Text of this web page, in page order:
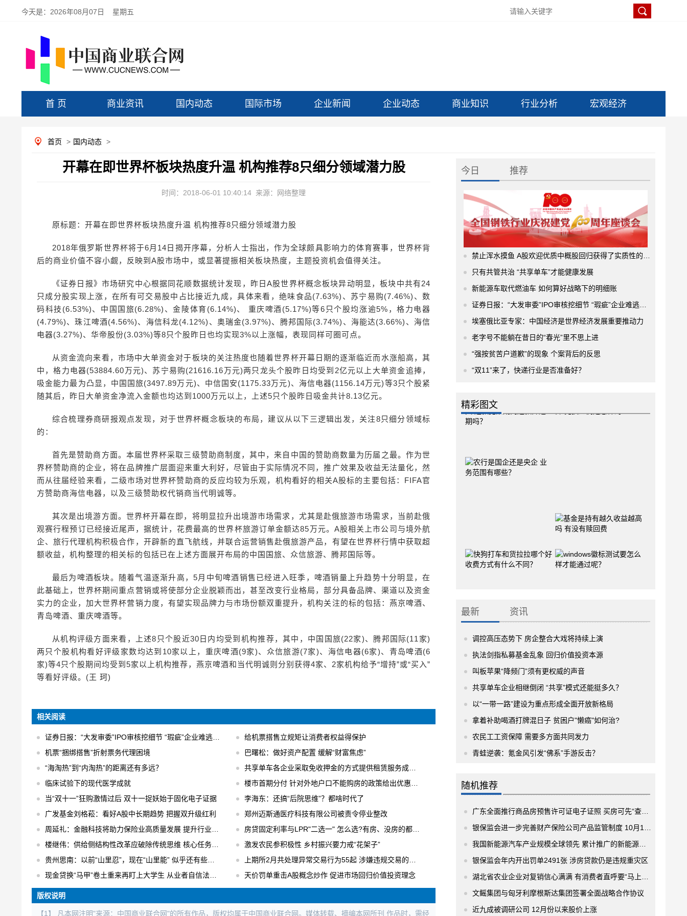
今天是： 2026年08月07日 星期五
首 页 商业资讯 国内动态 国际市场 企业新闻 企业动态 商业知识 行业分析 宏观经济
首页 > 国内动态 >
开幕在即世界杯板块热度升温 机构推荐8只细分领域潜力股
时间：2018-06-01 10:40:14 来源：网络整理
原标题：开幕在即世界杯板块热度升温 机构推荐8只细分领域潜力股
2018年俄罗斯世界杯将于6月14日揭开序幕，分析人士指出，作为全球颇具影响力的体育赛事，世界杯背
后的商业价值不容小觑，反映到A股市场中，或显著提振相关板块热度，主题投资机会值得关注。
《证券日报》市场研究中心根据同花顺数据统计发现，昨日A股世界杯概念板块异动明显，板块中共有24
只成分股实现上涨，在所有可交易股中占比接近九成，具体来看，绝味食品(7.63%)、苏宁易购(7.46%)、数
码科技(6.53%)、中国国旅(6.28%)、金陵体育(6.14%)、 重庆啤酒(5.17%)等6只个股均涨逾5%，格力电器
(4.79%)、珠江啤酒(4.56%)、海信科龙(4.12%)、奥瑞金(3.97%)、腾邦国际(3.74%)、海能达(3.66%)、海信
电器(3.27%)、华帝股份(3.03%)等8只个股昨日也均实现3%以上涨幅，表现同样可圈可点。
从资金流向来看，市场中大单资金对于板块的关注热度也随着世界杯开幕日期的逐渐临近而水涨船高，其
中，格力电器(53884.60万元)、苏宁易购(21616.16万元)两只龙头个股昨日均受到2亿元以上大单资金追捧，
吸金能力最为凸显，中国国旅(3497.89万元)、中信国安(1175.33万元)、海信电器(1156.14万元)等3只个股紧
随其后，昨日大单资金净流入金额也均达到1000万元以上，上述5只个股昨日吸金共计8.13亿元。
综合梳理券商研报观点发现，对于世界杯概念板块的布局，建议从以下三逻辑出发，关注8只细分领域标
的：
首先是赞助商方面。本届世界杯采取三级赞助商制度，其中，来自中国的赞助商数量为历届之最。作为世
界杯赞助商的企业，将在品牌推广层面迎来重大利好，尽管由于实际情况不同，推广效果及收益无法量化，然
而从往届经验来看，二级市场对世界杯赞助商的反应均较为乐观，机构看好的相关A股标的主要包括：FIFA官
方赞助商海信电器，以及三级赞助权代销商当代明诚等。
其次是出境游方面。世界杯开幕在即，将明显拉升出境游市场需求，尤其是赴俄旅游市场需求，当前赴俄
观赛行程预订已经接近尾声，据统计，花费最高的世界杯旅游订单金额达85万元。A股相关上市公司与境外航
企、旅行代理机构积极合作，开辟新的直飞航线，并联合运营销售赴俄旅游产品，有望在世界杯行情中获取超
额收益，机构整理的相关标的包括已在上述方面展开布局的中国国旅、众信旅游、腾邦国际等。
最后为啤酒板块。随着气温逐渐升高，5月中旬啤酒销售已经进入旺季，啤酒销量上升趋势十分明显，在
此基础上，世界杯期间重点营销或将使部分企业脱颖而出，甚至改变行业格局，部分具备品牌、渠道以及资金
实力的企业，加大世界杯营销力度，有望实现品牌力与市场份额双重提升，机构关注的标的包括：燕京啤酒、
青岛啤酒、重庆啤酒等。
从机构评级方面来看，上述8只个股近30日内均受到机构推荐，其中，中国国旅(22家)、腾邦国际(11家)
两只个股机构看好评级家数均达到10家以上，重庆啤酒(9家)、众信旅游(7家)、海信电器(6家)、青岛啤酒(6
家)等4只个股期间均受到5家以上机构推荐，燕京啤酒和当代明诚则分别获得4家、2家机构给予“增持”或“买入”
等看好评级。(王 珂)
相关阅读
证券日报：“大发审委”IPO审核挖细节 “瑕疵”企业难逃法眼
给机票搭售立规矩让消费者权益得保护
机票“捆绑搭售”折射票务代理困境
巴曙松：做好资产配置 缓解“财富焦虑”
“海淘热”到“内淘热”的距离还有多远？
共享单车各企业采取免收押金的方式提供租赁服务成主流
临床试验下的现代医学成就
楼市首期分付 针对外地户口不能购房的政策给出优惠办法
当“双十一”狂购激情过后 双十一捉妖始于固化电子证据
李海东：还搞“后院思维”？都啥时代了
广发基金刘格菘：看好A股中长期趋势 把握双升级红利
郑州迈斯通医疗科技有限公司被责令停业整改
周延礼：金融科技将助力保险业高质量发展 提升行业业务效率
房贷固定利率与LPR"二选一" 怎么选?有房、没房的都要会算
楼继伟：供给侧结构性改革应破除传统思维 核心任务是“三去一降一补”
激发农民参积极性 乡村振兴要力戒“花架子”
贵州思南：以前“山里忍”，现在“山里能” 似乎还有些不适应
上期所2月共处理异常交易行为55起 涉嫌违规交易的行为进行立案调查
现金贷换“马甲”卷土重来再盯上大学生 从业者自信法规完全管不着
天价罚单重击A股概念炒作 促进市场回归价值投资理念
版权说明
【1】 凡本网注明"来源：中国商业联合网"的所有作品，版权均属于中国商业联合网。媒体转载、摘编本网所刊 作品时，需经
今日 推荐
禁止浑水摸鱼 A股欢迎优质中概股回归获得了实质性的进展
只有共管共治 “共享单车”才能健康发展
新能源车取代燃油车 如何算好战略下的明细账
证券日报：“大发审委”IPO审核挖细节 “瑕疵”企业难逃法眼
埃塞俄比亚专家：中国经济是世界经济发展重要推动力
老字号不能躺在昔日的“春光”里不思上进
“强按贫苦户道歉”的现象 个案背后的反思
“双11”来了，快递行业是否准备好？
精彩图文
最新 资讯
调控高压态势下 房企整合大戏将持续上演
执法剑指私募基金乱象 回归价值投资本源
叫板苹果“降频门”须有更权威的声音
共享单车企业相继倒闭 “共享”模式还能挺多久？
以“一带一路”建设为重点形成全面开放新格局
拿着补助喝酒打牌混日子 贫困户"懒癌"如何治?
农民工工资保障 需要多方面共同发力
青蛙逆袭：氪金风引发“佛系”手游反击？
随机推荐
广东全面推行商品房预售许可证电子证照 买房可先“查询”预售许可证
银保监会进一步完善财产保险公司产品监管制度 10月1日起施行
我国新能源汽车产业规模全球领先 累计推广的新能源汽车超过了450万辆
银保监会年内开出罚单2491张 涉房贷款仍是违规重灾区
湖北省农业企业对复销信心满满 有消费者直呼要“马上下单”
文鳐集团与匈牙利摩根斯达集团签署全面战略合作协议
近九成被调研公司 12月份以来股价上涨